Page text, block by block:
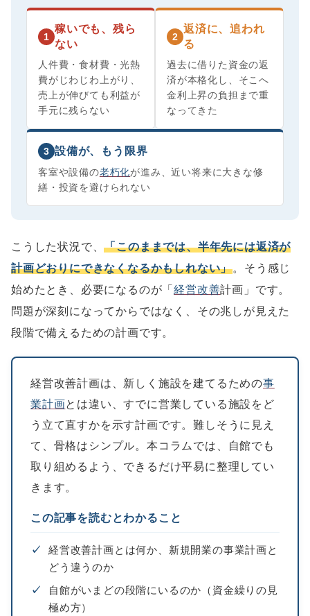
1
稼いでも、残ら
ない
人件費・食材費・光熱
費がじわじわ上がり、
売上が伸びても利益が
手元に残らない
2
返済に、追われ
る
過去に借りた資金の返
済が本格化し、そこへ
金利上昇の負担まで重
なってきた
3 設備が、もう限界
客室や設備の老朽化が進み、近い将来に大きな修
繕・投資を避けられない
こうした状況で、「このままでは、半年先には返済が
計画どおりにできなくなるかもしれない」。そう感じ
始めたとき、必要になるのが「経営改善計画」です。
問題が深刻になってからではなく、その兆しが見えた
段階で備えるための計画です。
経営改善計画は、新しく施設を建てるための事
業計画とは違い、すでに営業している施設をど
う立て直すかを示す計画です。難しそうに見え
て、骨格はシンプル。本コラムでは、自館でも
取り組めるよう、できるだけ平易に整理してい
きます。
この記事を読むとわかること
✓
経営改善計画とは何か、新規開業の事業計画と
どう違うのか
✓
自館がいまどの段階にいるのか（資金繰りの見
極め方）